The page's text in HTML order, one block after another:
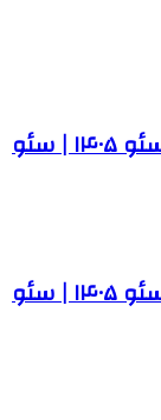
🔍 خدمات سئو حرفه‌ای + تعرفه سئو ۱۴۰۵ | سئو
🔍 خدمات سئو حرفه‌ای + تعرفه سئو ۱۴۰۵ | سئو